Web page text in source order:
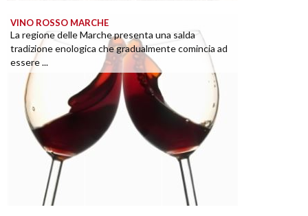
VINO ROSSO MARCHE
La regione delle Marche presenta una salda
tradizione enologica che gradualmente comincia ad
essere ...